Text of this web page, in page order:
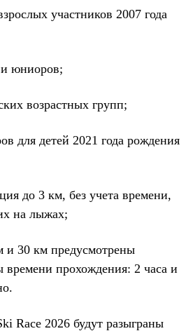
участников 2007 года
юниоров;
возрастных групп;
для детей 2021 года рождения
до 3 км, без учета времени,
на лыжах;
и 30 км предусмотрены
прохождения: 2 часа и
Race 2026 будут разыграны